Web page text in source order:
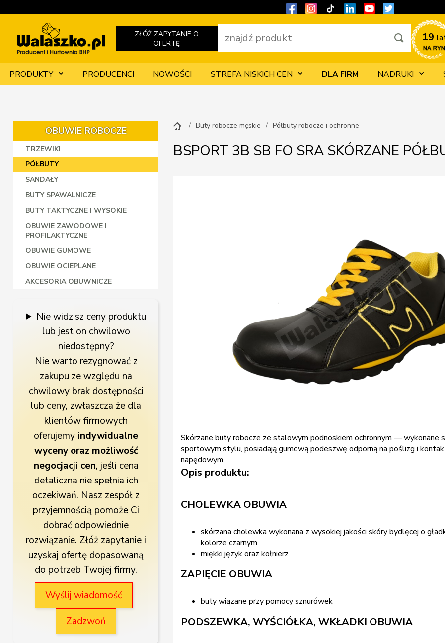
ZŁÓŻ ZAPYTANIE O
OFERTĘ
19
PRODUKTY PRODUCENCI NOWOŚCI STREFA NISKICH CEN DLA FIRM NADRUKI
OBUWIE ROBOCZE
TRZEWIKI
PÓŁBUTY
SANDAŁY
BUTY SPAWALNICZE
BUTY TAKTYCZNE I WYSOKIE
OBUWIE ZAWODOWE I
PROFILAKTYCZNE
OBUWIE GUMOWE
OBUWIE OCIEPLANE
AKCESORIA OBUWNICZE
Nie widzisz ceny produktu
lub jest on chwilowo
niedostępny?
Nie warto rezygnować z
zakupu ze względu na
chwilowy brak dostępności
lub ceny, zwłaszcza że dla
klientów firmowych
oferujemy indywidualne
wyceny oraz możliwość
negocjacji cen, jeśli cena
detaliczna nie spełnia ich
oczekiwań. Nasz zespół z
przyjemnością pomoże Ci
dobrać odpowiednie
rozwiązanie. Złóż zapytanie i
uzyskaj ofertę dopasowaną
do potrzeb Twojej firmy.
Wyślij wiadomość
Zadzwoń
Buty robocze męskie Półbuty robocze i ochronne
BSPORT 3B SB FO SRA SKÓRZANE
Skórzane buty robocze ze stalowym podnoskiem ochronnym — wykonane
sportowym stylu, posiadają gumową podeszwę odporną na poślizg i
napędowym.
Opis produktu:
CHOLEWKA OBUWIA
skórzana cholewka wykonana z wysokiej jakości skóry bydlęcej o
kolorze czarnym
miękki język oraz kołnierz
ZAPIĘCIE OBUWIA
buty wiązane przy pomocy sznurówek
PODSZEWKA, WYŚCIÓŁKA, WKŁADKI OBUWIA